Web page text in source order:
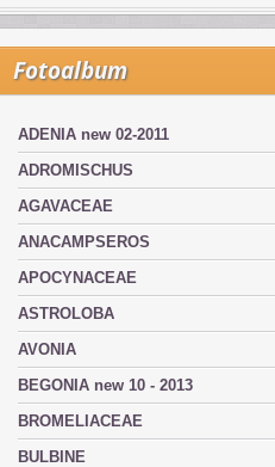
Fotoalbum
ADENIA new 02-2011
ADROMISCHUS
AGAVACEAE
ANACAMPSEROS
APOCYNACEAE
ASTROLOBA
AVONIA
BEGONIA new 10 - 2013
BROMELIACEAE
BULBINE